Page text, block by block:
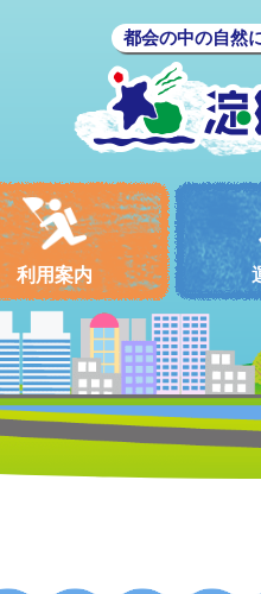
都会の中の自然
利用案内